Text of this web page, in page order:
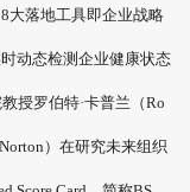
大落地工具即企业战略
动态检测企业健康状态
授罗伯特·卡普兰（Ro
）在研究未来组织